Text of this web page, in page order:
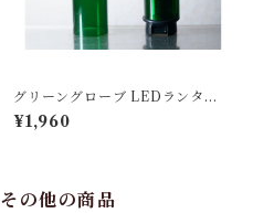
グリーングローブ LEDランタン
用(No.0)
¥1,960
その他の商品